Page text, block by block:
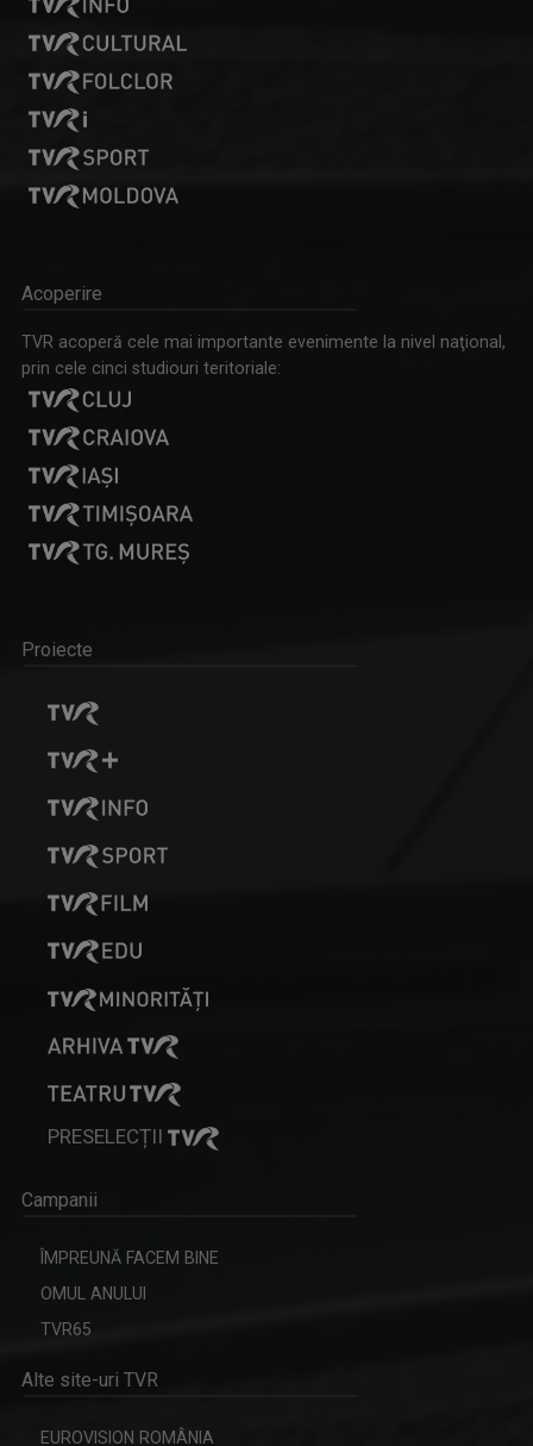
Acoperire
TVR acoperă cele mai importante evenimente la nivel naţional,
prin cele cinci studiouri teritoriale:
Proiecte
PRESELECȚII
Campanii
ÎMPREUNĂ FACEM BINE
OMUL ANULUI
TVR65
Alte site-uri TVR
EUROVISION ROMÂNIA